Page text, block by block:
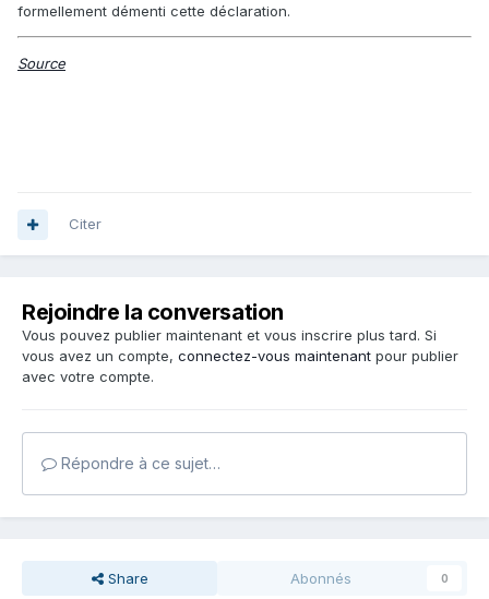
formellement démenti cette déclaration.
Source
Citer
Rejoindre la conversation
Vous pouvez publier maintenant et vous inscrire plus tard. Si
vous avez un compte, connectez-vous maintenant pour publier
avec votre compte.
Répondre à ce sujet…
Share Abonnés 0